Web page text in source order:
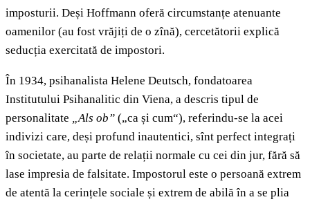
imposturii. Deși Hoffmann oferă circumstanțe atenuante
oamenilor (au fost vrăjiți de o zînă), cercetătorii explică
seducția exercitată de impostori.
În 1934, psihanalista Helene Deutsch, fondatoarea
Institutului Psihanalitic din Viena, a descris tipul de
personalitate „Als ob” („ca și cum“), referindu-se la acei
indivizi care, deși profund inautentici, sînt perfect integrați
în societate, au parte de relații normale cu cei din jur, fără să
lase impresia de falsitate. Impostorul este o persoană extrem
de atentă la cerințele sociale și extrem de abilă în a se plia